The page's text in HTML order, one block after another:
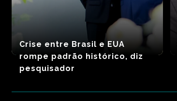
Crise entre Brasil e EUA
rompe padrão histórico, diz
pesquisador